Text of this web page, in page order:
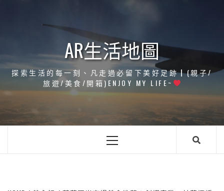
AR生活地圖
探索生活的每一刻、凡走過必留下美好足跡┃(親子/
旅遊/美食/開箱)ENJOY MY LIFE~
Primary